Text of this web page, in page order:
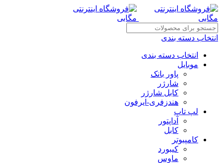
انتخاب دسته بندی
انتخاب دسته بندی
موبایل
پاور بانک
شارژر
کابل شارژر
هندزفری-ایرفون
لپ تاپ
آداپتور
کابل
کامپیوتر
کیبورد
ماوس